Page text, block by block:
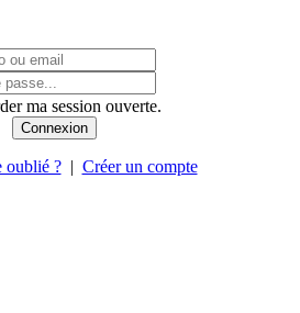
ma session ouverte.
oublié ?| Créer un compte